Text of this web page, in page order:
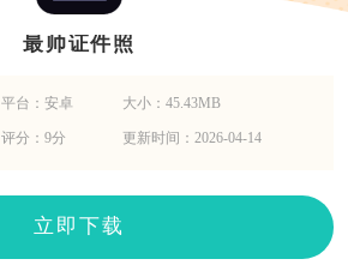
最帅证件照
平台：安卓 大小：45.43MB
评分：9分 更新时间：2026-04-14
立即下载